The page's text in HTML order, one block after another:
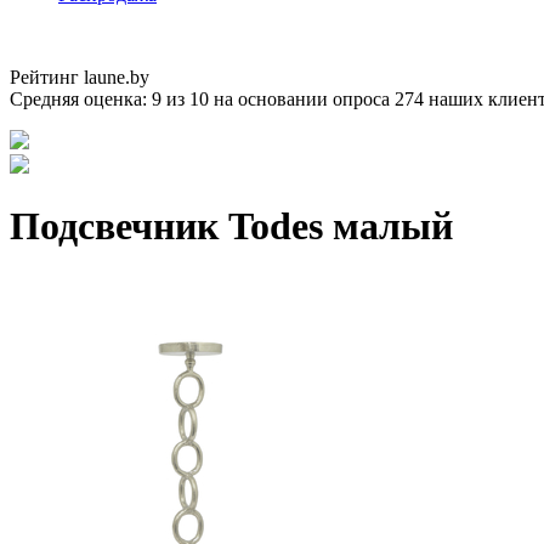
Рейтинг laune.by
Средняя оценка: 9 из 10 на основании опроса 274 наших
Подсвечник Todes малый